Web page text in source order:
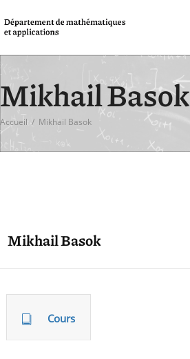
Mikhail Basok
Accueil / Mikhail Basok
Mikhail Basok
Cours